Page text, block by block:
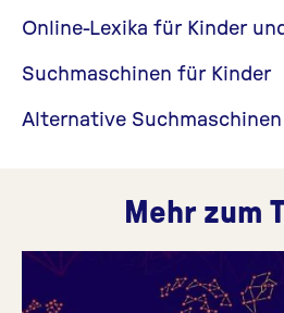
Online-Lexika für Kinder
Suchmaschinen für Kinder
Alternative Suchmaschinen
Mehr zum